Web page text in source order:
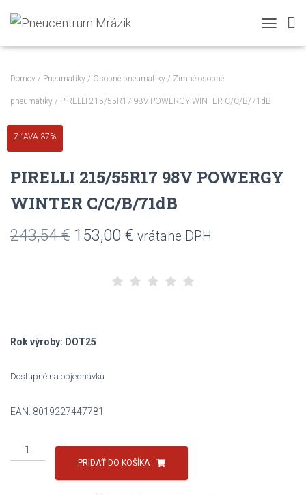
Domov / Pneumatiky / Osobné pneumatiky / Zimné osobné
pneumatiky / PIRELLI 215/55R17 98V POWERGY WINTER C/C/B/71dB
ZĽAVA 37%
PIRELLI 215/55R17 98V POWERGY
WINTER C/C/B/71dB
243,54€ Pôvodná
153,00 €Aktuálna
je:
vrátane DPH
Rok výroby: DOT25
Dostupné na objednávku
EAN: 8019227447781
množstvo
PIRELLI
215/55R17
PRIDAŤ DO KOŠÍKA